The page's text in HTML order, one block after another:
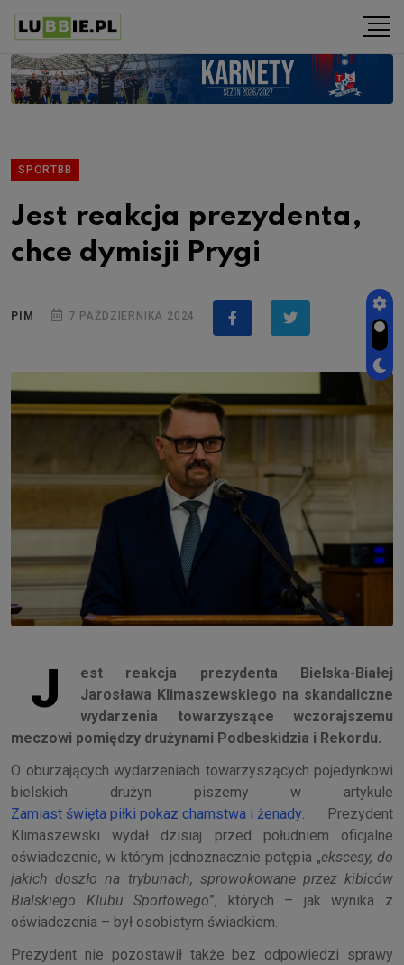
SPORTBB
Jest reakcja prezydenta,
chce dymisji Prygi
PIM 7 PAŹDZIERNIKA 2024
J
est reakcja prezydenta Bielska-Białej
Jarosława Klimaszewskiego na skandaliczne
wydarzenia towarzyszące wczorajszemu
meczowi pomiędzy drużynami Podbeskidzia i Rekordu.
O oburzających wydarzeniach towarzyszących pojedynkowi
bielskich drużyn piszemy w artykule
Zamiast święta piłki pokaz chamstwa i żenady. Prezydent
Klimaszewski wydał dzisiaj przed południem oficjalne
oświadczenie, w którym jednoznacznie potępia „ekscesy, do
jakich doszło na trybunach, sprowokowane przez kibiców
Bialskiego Klubu Sportowego”, których – jak wynika z
oświadczenia – był osobistym świadkiem.
Prezydent nie pozostawił także bez odpowiedzi sprawy